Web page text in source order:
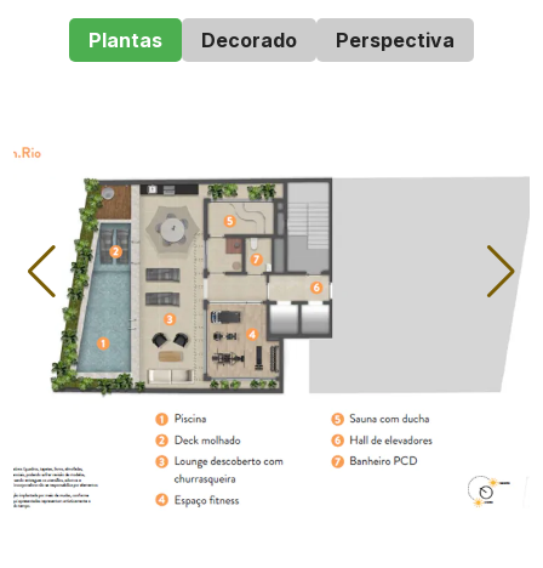
Características Detalhes
Nome do
Be In Rio Tonelero
Endereço
Janeiro
Número de unidades 70
Tipos de imóveis
Studios, Studios Up
Gardens, Double Suítes,
Coberturas
Metragens
Previsão de entrega Dezembro de 2026
Número de vagas de
garagem
7 vagas à venda + 1 vaga
Plantas Decorado Perspectiva